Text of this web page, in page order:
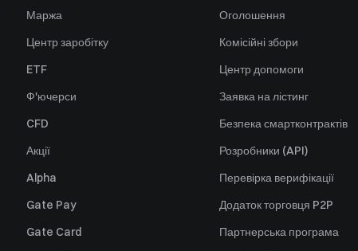
Маржа
Центр заробітку
ETF
Ф'ючерси
CFD
Акції
Alpha
Gate Pay
Gate Card
Оголошення
Комісійні збори
Центр допомоги
Заявка на лістинг
Безпека смартконтрактів
Розробники (API)
Перевірка верифікації
Додаток торговця P2P
Партнерська програма